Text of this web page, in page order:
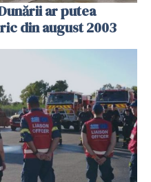
ar putea
din august 2003